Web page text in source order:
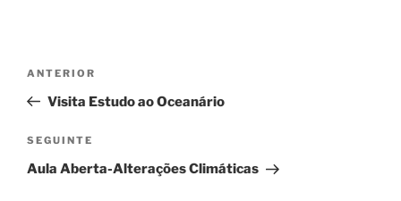
artigos
Conteúdo
anterior
ANTERIOR
Visita Estudo ao Oceanário
Conteúdo
seguinte
SEGUINTE
Aula Aberta-Alterações Climáticas